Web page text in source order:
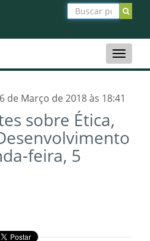
Toggle
de Março de 2018 às 18:41
sobre Ética,
feira, 5